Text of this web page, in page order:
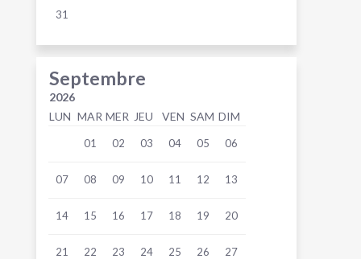
31
Septembre
2026
LUN MAR MER JEU VEN SAM DIM
01 02 03 04 05 06
07 08 09 10 11 12 13
14 15 16 17 18 19 20
21 22 23 24 25 26 27